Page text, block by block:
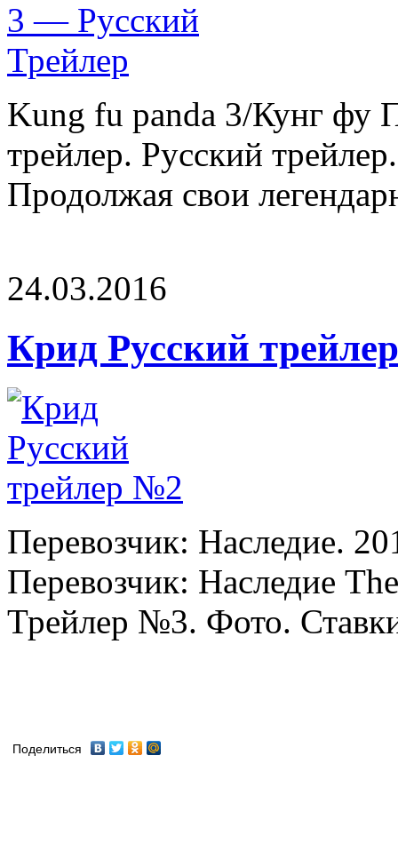
Kung fu panda 3/Кунг фу
трейлер. Русский
Продолжая свои
24.03.2016
Крид Русский
Перевозчик: Наследие.
Перевозчик: Наследие
Трейлер №3. Фото.
Поделиться